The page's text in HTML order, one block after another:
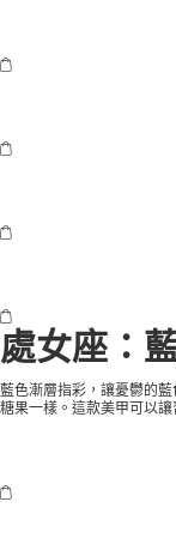
處女座：
藍色漸層指彩，讓憂鬱的
糖果一樣。這款美甲可以